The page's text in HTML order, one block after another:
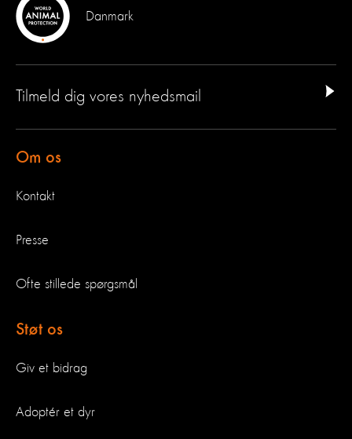
Danmark
Tilmeld dig vores nyhedsmail
Om os
Kontakt
Presse
Ofte stillede spørgsmål
Støt os
Giv et bidrag
Adoptér et dyr